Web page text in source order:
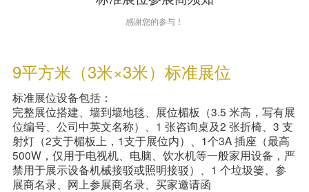
参展中心
同期活动
新闻中心
感谢您的参与！
9平方米（3米×3米）标准展位
标准展位设备包括：
完整展位搭建、墙到墙地毯、展位楣板（3.5 米高，写有展
位编号、公司中英文名称）、1 张咨询桌及2 张折椅、3 支
射灯（2支于楣板上，1支于展位内）、1个3A 插座（最高
500W，仅用于电视机、电脑、饮水机等一般家用设备，严
禁用于展示设备机械接驳或照明接驳）、1 个垃圾篓、参
展商名录、网上参展商名录、买家邀请函